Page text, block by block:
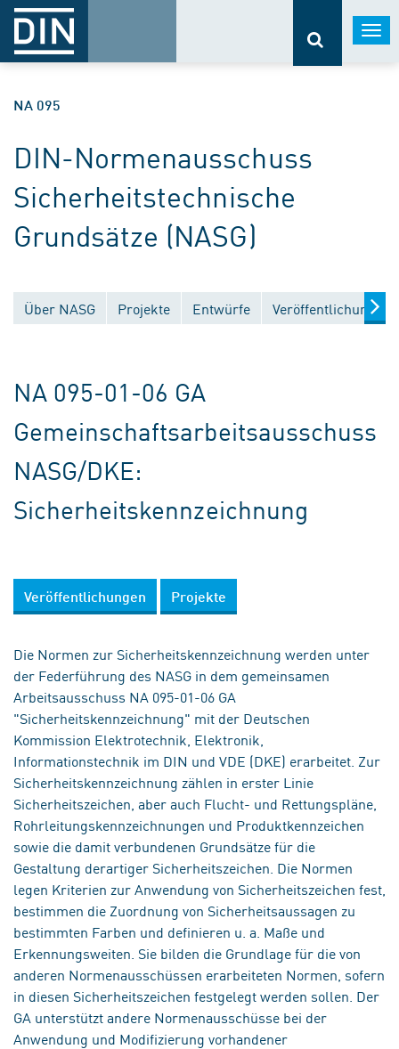
NA 095
DIN-Normenausschuss
Sicherheitstechnische
Grundsätze (NASG)
Über NASG Projekte Entwürfe Veröffentlichungen
NA 095-01-06 GA
Gemeinschaftsarbeitsausschuss
NASG/DKE:
Sicherheitskennzeichnung
Veröffentlichungen Projekte
Die Normen zur Sicherheitskennzeichnung werden unter
der Federführung des NASG in dem gemeinsamen
Arbeitsausschuss NA 095-01-06 GA
"Sicherheitskennzeichnung" mit der Deutschen
Kommission Elektrotechnik, Elektronik,
Informationstechnik im DIN und VDE (DKE) erarbeitet. Zur
Sicherheitskennzeichnung zählen in erster Linie
Sicherheitszeichen, aber auch Flucht- und Rettungspläne,
Rohrleitungskennzeichnungen und Produktkennzeichen
sowie die damit verbundenen Grundsätze für die
Gestaltung derartiger Sicherheitszeichen. Die Normen
legen Kriterien zur Anwendung von Sicherheitszeichen fest,
bestimmen die Zuordnung von Sicherheitsaussagen zu
bestimmten Farben und definieren u. a. Maße und
Erkennungsweiten. Sie bilden die Grundlage für die von
anderen Normenausschüssen erarbeiteten Normen, sofern
in diesen Sicherheitszeichen festgelegt werden sollen. Der
GA unterstützt andere Normenausschüsse bei der
Anwendung und Modifizierung vorhandener